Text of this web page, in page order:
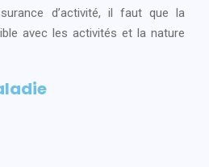
d’activité, il faut que la
avec les activités et la nature